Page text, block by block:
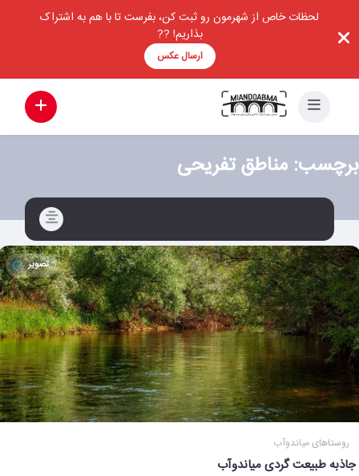
لحظات خاص از شهرمون رو ثبت کن، بفرست تا با هم به اشتراک
بذاریم! ??
ارسال عکس
برچسب: مناطق تفریحی
تصویر
روستاهای میاندوآب
جاذبه طبیعت گردی میاندوآب